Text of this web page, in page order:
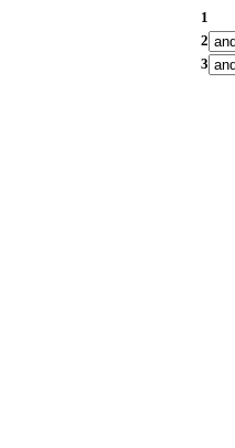
1
2
3